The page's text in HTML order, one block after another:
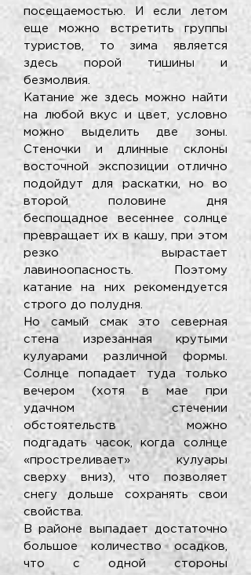
посещаемостью. И если летом
еще можно встретить группы
туристов, то зима является
здесь порой тишины и
безмолвия.
Катание же здесь можно найти
на любой вкус и цвет, условно
можно выделить две зоны.
Стеночки и длинные склоны
восточной экспозиции отлично
подойдут для раскатки, но во
второй половине дня
беспощадное весеннее солнце
превращает их в кашу, при этом
резко вырастает
лавиноопасность. Поэтому
катание на них рекомендуется
строго до полудня.
Но самый смак это северная
стена изрезанная крутыми
кулуарами различной формы.
Солнце попадает туда только
вечером (хотя в мае при
удачном стечении
обстоятельств можно
подгадать часок, когда солнце
«простреливает» кулуары
сверху вниз), что позволяет
снегу дольше сохранять свои
свойства.
В районе выпадает достаточно
большое количество осадков,
что с одной стороны